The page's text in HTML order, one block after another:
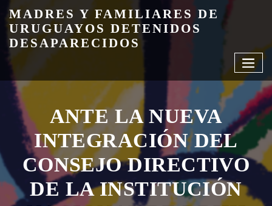
content
MADRES Y FAMILIARES DE
URUGUAYOS DETENIDOS
DESAPARECIDOS
ANTE LA NUEVA
INTEGRACIÓN DEL
CONSEJO DIRECTIVO
DE LA INSTITUCIÓN